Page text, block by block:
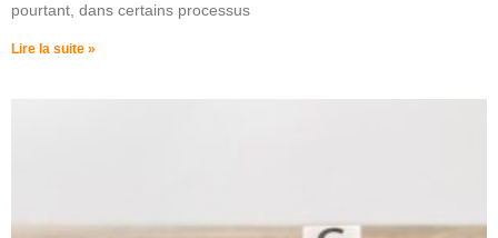
pourtant, dans certains processus
Lire la suite »